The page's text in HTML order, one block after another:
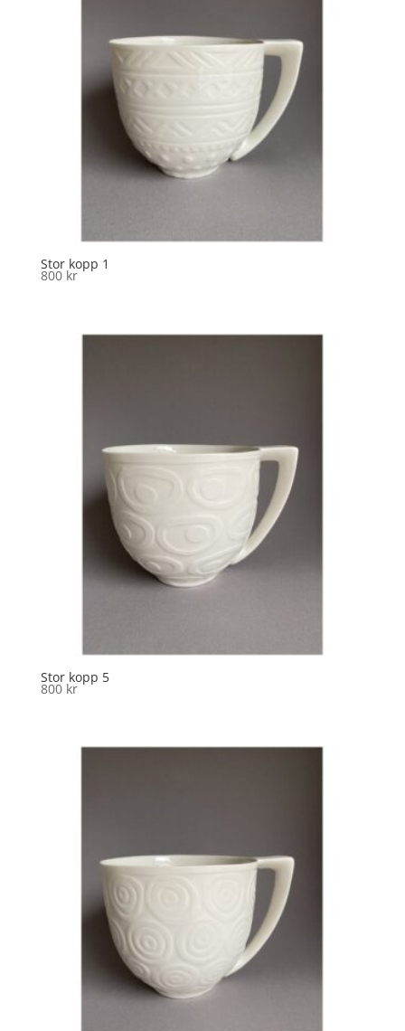
Stor kopp 1
800 kr
Stor kopp 5
800 kr